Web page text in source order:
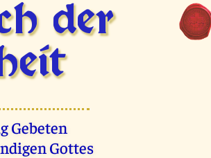
der
Gebeten
Gottes